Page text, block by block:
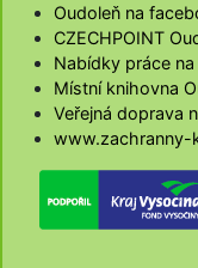
Oudoleň na
CZECHPOINT
Nabídky práce
Místní knihovna
Veřejná doprava
www.zachranny-